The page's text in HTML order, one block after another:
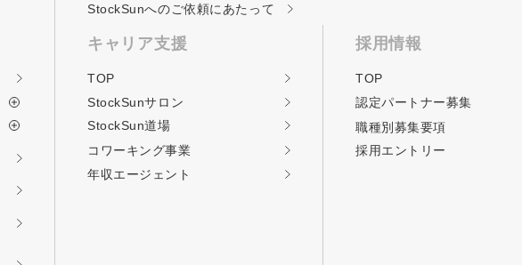
StockSunへのご依頼に あたって
キャリア支援
TOP
StockSunサロン
StockSun道場
コワーキング事業
年収エージェント
採用情報
TOP
認定パートナー募集
職種別募集要項
採用エントリー